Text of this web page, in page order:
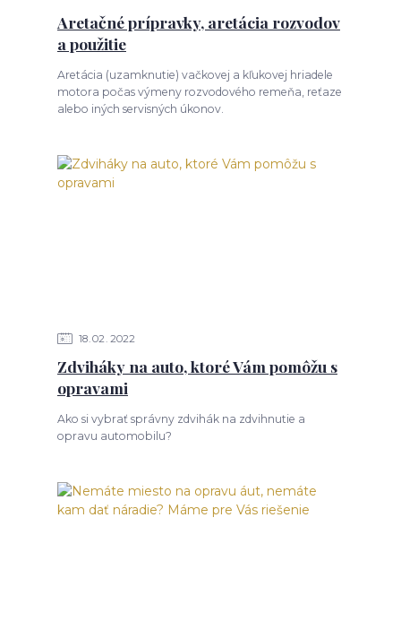
Aretačné prípravky, aretácia rozvodov
a použitie
Aretácia (uzamknutie) vačkovej a kľukovej hriadele
motora počas výmeny rozvodového remeňa, reťaze
alebo iných servisných úkonov.
18 02 2022
Zdviháky na auto, ktoré Vám pomôžu s
opravami
Ako si vybrať správny zdvihák na zdvihnutie a
opravu automobilu?